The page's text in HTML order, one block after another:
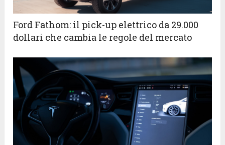
Ford Fathom: il pick-up elettrico da 29.000
dollari che cambia le regole del mercato